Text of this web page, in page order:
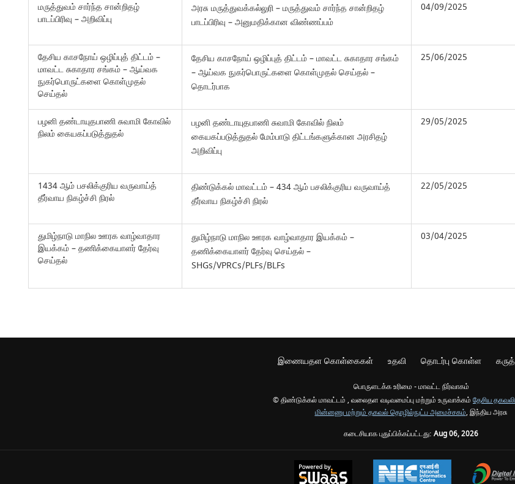
மருத்துவம் சார்ந்த சான்றிதழ்
பாடப்பிரிவு – அறிவிப்பு
அரசு மருத்துவக்கல்லுரி – மருத்துவம் சார்ந்த சான்றிதழ்
பாடப்பிரிவு – அனுமதிக்கான விண்ணப்பம்
04/09/2025
தேசிய காசநோய் ஒழிப்புத் திட்டம் –
மாவட்ட சுகாதார சங்கம் – ஆய்வக
நுகர்பொருட்களை கொள்முதல்
செய்தல்
தேசிய காசநோய் ஒழிப்புத் திட்டம் – மாவட்ட சுகாதார சங்கம்
– ஆய்வக நுகர்பொருட்களை கொள்முதல் செய்தல் –
தொடர்பாக
25/06/2025
பழனி தண்டாயுதபாணி சுவாமி கோவில்
நிலம் கையகப்படுத்துதல்
பழனி தண்டாயுதபாணி சுவாமி கோவில் நிலம்
கையகப்படுத்துதல் மேம்பாடு திட்டங்களுக்கான அரசிதழ்
அறிவிப்பு
29/05/2025
1434 ஆம் பசலிக்குரிய வருவாய்த்
தீர்வாய நிகழ்ச்சி நிரல்
திண்டுக்கல் மாவட்டம் – 434 ஆம் பசலிக்குரிய வருவாய்த்
தீர்வாய நிகழ்ச்சி நிரல்
22/05/2025
துமிழ்நாடு மாநில ஊரக வாழ்வாதார
இயக்கம் – தணிக்கையாளர் தேர்வு
செய்தல்
துமிழ்நாடு மாநில ஊரக வாழ்வாதார இயக்கம் –
தணிக்கையாளர் தேர்வு செய்தல் –
SHGs/VPRCs/PLFs/BLFs
03/04/2025
இணையதள கொள்கைகள் உதவி தொடர்பு கொள்ள
பொருளடக்க உரிமை - மாவட்ட நிர்வாகம்
© திண்டுக்கல் மாவட்டம் , வலைதள வடிவமைப்பு மற்றும் உருவாக்கம் தேசிய
மின்னணு மற்றும் தகவல் தொழில்நுட்ப அமைச்சகம், இந்திய அரசு
கடைசியாக புதுப்பிக்கப்பட்டது: Aug 06, 2026